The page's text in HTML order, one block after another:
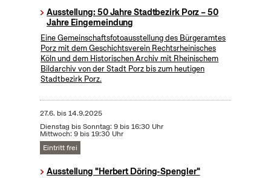
Ausstellung: 50 Jahre Stadtbezirk Porz – 50
Jahre Eingemeindung
Eine Gemeinschaftsfotoausstellung des Bürgeramtes
Porz mit dem Geschichtsverein Rechtsrheinisches
Köln und dem Historischen Archiv mit Rheinischem
Bildarchiv von der Stadt Porz bis zum heutigen
Stadtbezirk Porz.
27.6. bis14.9.2025
Dienstag bis Sonntag: 9 bis 16:30 Uhr
Mittwoch: 9 bis 19:30 Uhr
Eintritt frei
Ausstellung "Herbert Döring-Spengler"